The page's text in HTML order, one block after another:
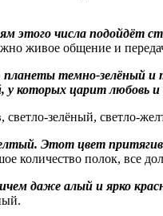
этого числа подойдёт
живое общение и
темно-зелёный
у которых царит любовь
светло-зелёный, светло-
Этот цвет
количество полок, все
даже алый и ярко